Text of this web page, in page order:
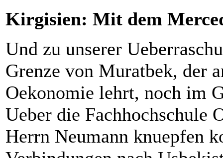
Kirgisien: Mit dem
Und zu unserer
Grenze von Muratbek, der
Oekonomie lehrt, noch im
Ueber die Fachhochschule
Herrn Neumann knuepfen